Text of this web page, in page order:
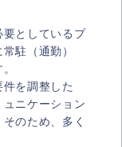
要としているプ
駐（通勤）
を調整した
ニケーション
のため、多く